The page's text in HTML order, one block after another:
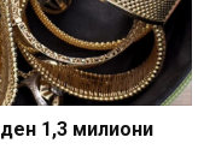
1,3 милиони